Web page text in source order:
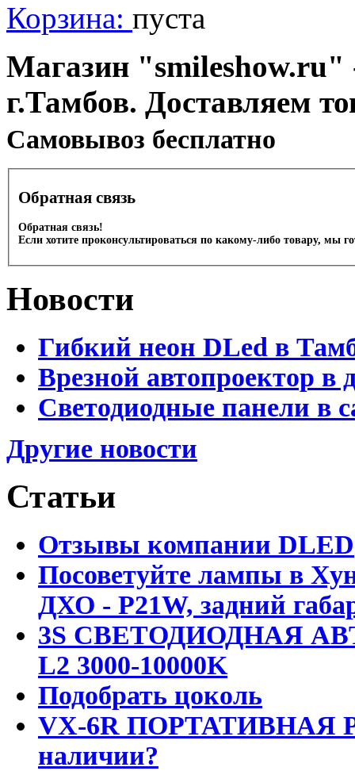
Корзина: пуста
Магазин "smileshow.ru"
г.Тамбов. Доставляем
Cамовывоз бесплатно
Обратная связь
Обратная связь!
Если хотите проконсультироваться по какому-либо товару, мы
Новости
Гибкий неон DLed в
Врезной автопроектор в
Светодиодные панели в
Другие новости
Статьи
Отзывы компании DLED
Посоветуйте лампы в
ДХО - P21W, задний
3S СВЕТОДИОДНАЯ
L2 3000-10000K
Подобрать цоколь
VX-6R ПОРТАТИВНАЯ
наличии?